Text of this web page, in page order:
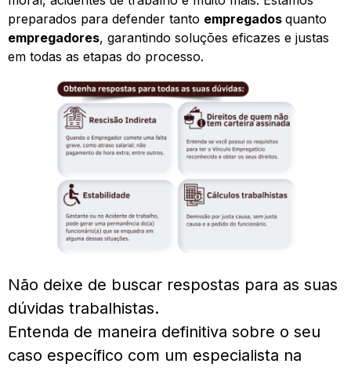
preparados para defender tanto empregados quanto
empregadores, garantindo soluções eficazes e justas
em todas as etapas do processo.
Não deixe de buscar respostas para as suas
dúvidas trabalhistas.
Entenda de maneira definitiva sobre o seu
caso específico com um especialista na